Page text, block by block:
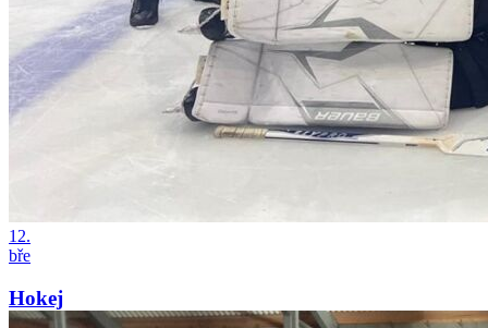
12.
bře
Hokej